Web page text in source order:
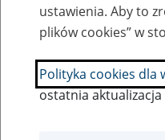
SZUKAJ
ustawienia. Aby to
plików cookies” w
Polityka cookies dla
ostatnia aktualizacja